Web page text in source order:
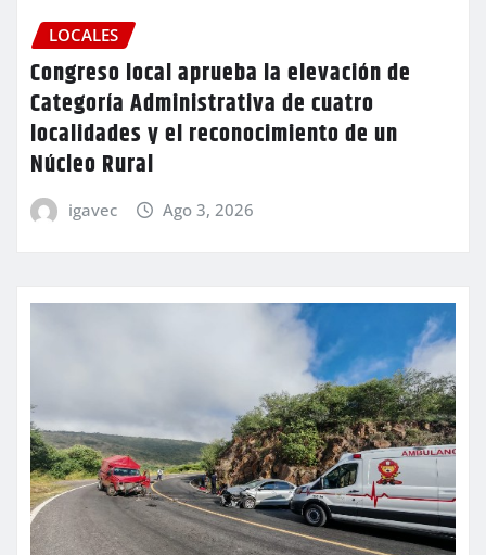
LOCALES
Congreso local aprueba la elevación de
Categoría Administrativa de cuatro
localidades y el reconocimiento de un
Núcleo Rural
igavec Ago 3, 2026